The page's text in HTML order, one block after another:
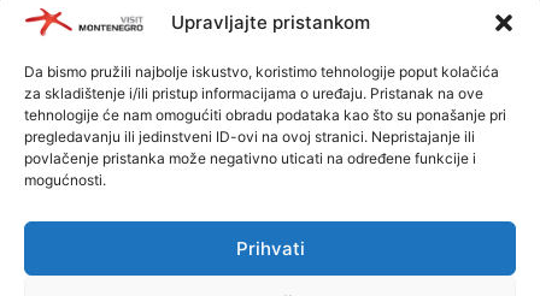
Upravljajte pristankom
Da bismo pružili najbolje iskustvo, koristimo tehnologije poput kolačića
za skladištenje i/ili pristup informacijama o uređaju. Pristanak na ove
tehnologije će nam omogućiti obradu podataka kao što su ponašanje pri
pregledavanju ili jedinstveni ID-ovi na ovoj stranici. Nepristajanje ili
povlačenje pristanka može negativno uticati na određene funkcije i
mogućnosti.
Prihvati
Nacionalni park Skadarsko jezero
INFO
Polisa o kolačićima